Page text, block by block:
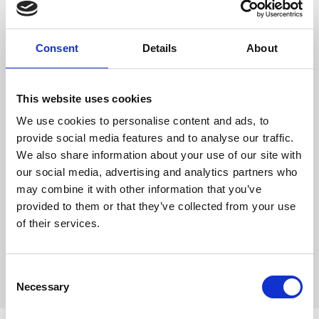
Consent Details About
This website uses cookies
We use cookies to personalise content and ads, to
provide social media features and to analyse our traffic.
We also share information about your use of our site with
our social media, advertising and analytics partners who
may combine it with other information that you’ve
provided to them or that they’ve collected from your use
of their services.
Selection
Necessary
Witt Denmark A/S
Contact our press department
+45 7025 2323